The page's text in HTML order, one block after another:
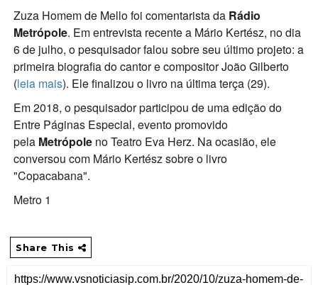
Zuza Homem de Mello foi comentarista da Rádio
Metrópole. Em entrevista recente a Mário Kertész, no dia
6 de julho, o pesquisador falou sobre seu último projeto: a
primeira biografia do cantor e compositor João Gilberto
(leia mais). Ele finalizou o livro na última terça (29).
Em 2018, o pesquisador participou de uma edição do
Entre Páginas Especial, evento promovido
pela Metrópole no Teatro Eva Herz. Na ocasião, ele
conversou com Mário Kertész sobre o livro
"Copacabana".
Metro 1
Share This